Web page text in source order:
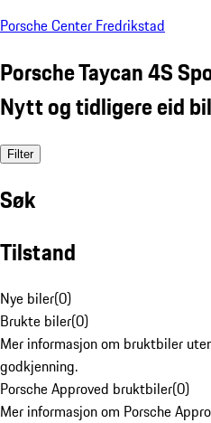
Porsche Center Fredrikstad
Porsche Taycan 4S
Nytt og tidligere eid
Filter
Søk
Tilstand
Nye biler(0)
Brukte biler(0)
Mer informasjon om bruktbiler
godkjenning.
Porsche Approved bruktbiler(0)
Mer informasjon om Porsche